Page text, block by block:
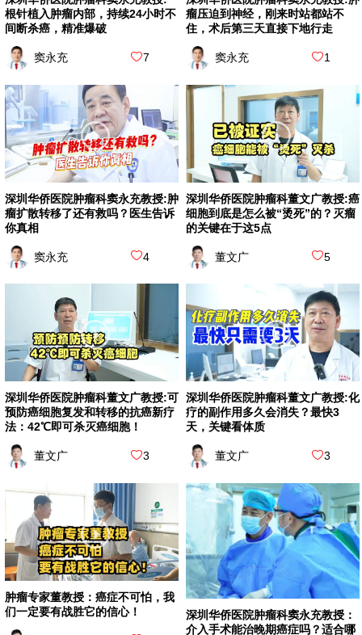
根针植入肿瘤内部，持续24小时不
间断杀癌，精准爆破
窦永充 7
深圳华侨医院肿瘤科窦永充教授:肿
瘤扩散转移了还有救吗？医生告诉
你真相
窦永充 4
深圳华侨医院肿瘤科董文广教授:可
预防癌细胞复发和转移的抗癌新疗
法：42℃即可杀灭癌细胞！
董文广 3
肿瘤专家董教授：癌症不可怕，我
们一定要有战胜它的信心！
瘤压迫到神经，刚来时站都站不
住，术后第三天直接下地行走
窦永充 1
深圳华侨医院肿瘤科董文广教授:癌
细胞到底是怎么被“烫死”的？灭瘤
的关键在于这5点
董文广 5
深圳华侨医院肿瘤科董文广教授:化
疗的副作用多久会消失？最快3
天，关键看体质
董文广 3
深圳华侨医院肿瘤科窦永充教授：
介入手术能治晚期癌症吗？适合哪